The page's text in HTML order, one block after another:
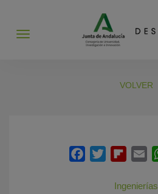
Abrir
VOLVER
Ingenierías